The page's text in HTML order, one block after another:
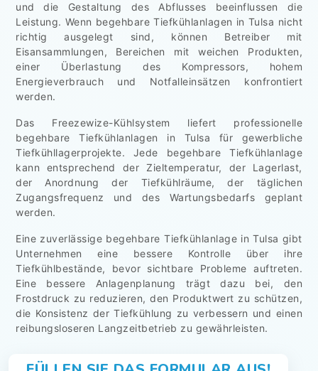
und die Gestaltung des Abflusses beeinflussen die
Leistung. Wenn begehbare Tiefkühlanlagen in Tulsa nicht
richtig ausgelegt sind, können Betreiber mit
Eisansammlungen, Bereichen mit weichen Produkten,
einer Überlastung des Kompressors, hohem
Energieverbrauch und Notfalleinsätzen konfrontiert
werden.
Das Freezewize-Kühlsystem liefert professionelle
begehbare Tiefkühlanlagen in Tulsa für gewerbliche
Tiefkühllagerprojekte. Jede begehbare Tiefkühlanlage
kann entsprechend der Zieltemperatur, der Lagerlast,
der Anordnung der Tiefkühlräume, der täglichen
Zugangsfrequenz und des Wartungsbedarfs geplant
werden.
Eine zuverlässige begehbare Tiefkühlanlage in Tulsa gibt
Unternehmen eine bessere Kontrolle über ihre
Tiefkühlbestände, bevor sichtbare Probleme auftreten.
Eine bessere Anlagenplanung trägt dazu bei, den
Frostdruck zu reduzieren, den Produktwert zu schützen,
die Konsistenz der Tiefkühlung zu verbessern und einen
reibungsloseren Langzeitbetrieb zu gewährleisten.